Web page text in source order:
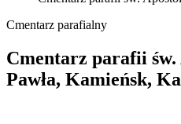
Cmentarz parafialny
Cmentarz parafii św.
Pawła, Kamieńsk,